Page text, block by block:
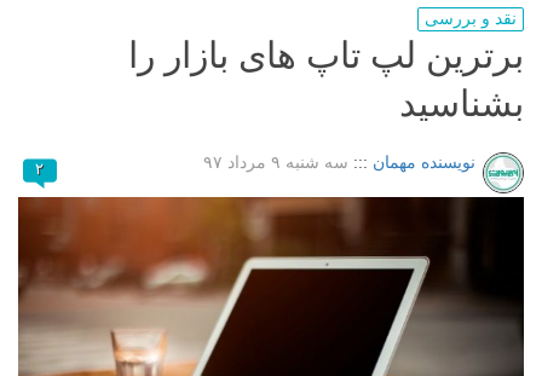
نقد و بررسی
برترین لپ تاپ های بازار را
بشناسید
نویسنده مهمان ::: سه شنبه ۹ مرداد ۹۷ ۲